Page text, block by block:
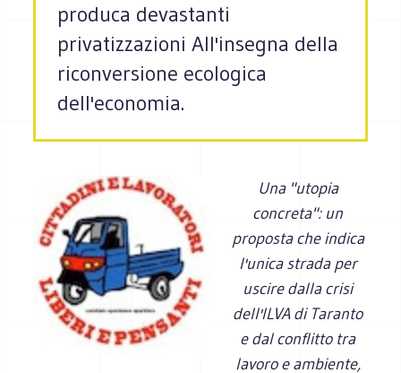
produca devastanti
privatizzazioni All'insegna della
riconversione ecologica
dell'economia.
Una "utopia
concreta": un
proposta che indica
l'unica strada per
uscire dalla crisi
dell'ILVA di Taranto
e dal conflitto tra
lavoro e ambiente,